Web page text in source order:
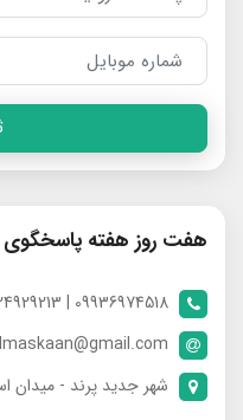
هفت روز هفته
09936974518 | 09024929213 | 09398370112
شهر جدید پرند - میدان